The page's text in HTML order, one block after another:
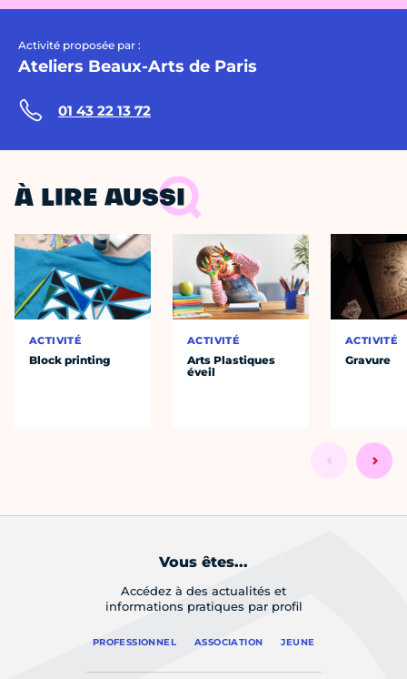
Activité proposée par :
Ateliers Beaux-Arts de Paris
01 43 22 13 72
À LIRE AUSSI
ACTIVITÉ
Block printing
ACTIVITÉ
Arts Plastiques
éveil
ACTIVITÉ
Gravure
Vous êtes...
Accédez à des actualités et
informations pratiques par profil
PROFESSIONNEL ASSOCIATION JEUNE